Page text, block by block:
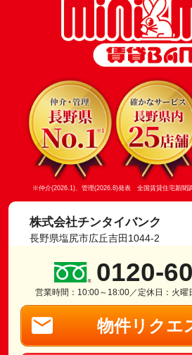
※仲介(2026.1)、管理(2026.8)発表 全国賃貸住宅新聞
株式会社チンタイバンク
長野県塩尻市広丘吉田1044-2
0120-
営業時間：10:00～18:00／定休日：火曜
物件リクエ